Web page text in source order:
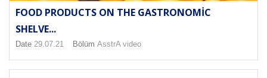
FOOD PRODUCTS ON THE GASTRONOMIC
SHELVE...
Date 29.07.21 Bölüm AsstrA video